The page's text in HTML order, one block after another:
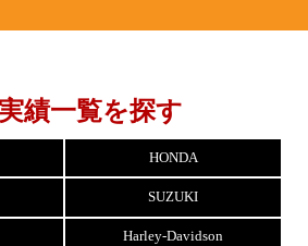
績一覧を探す
HONDA
SUZUKI
Harley-Davidson